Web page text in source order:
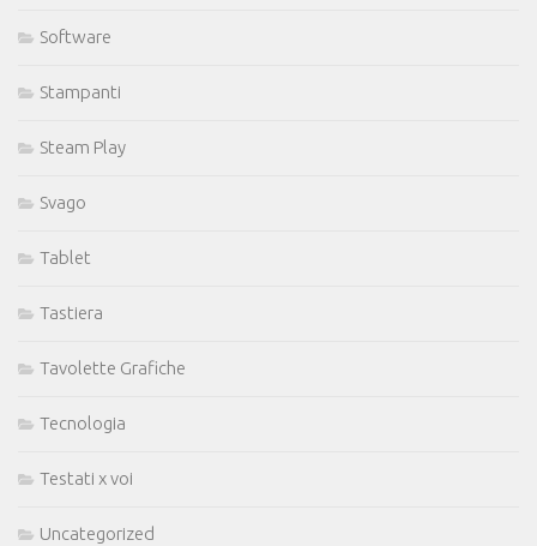
Software
Stampanti
Steam Play
Svago
Tablet
Tastiera
Tavolette Grafiche
Tecnologia
Testati x voi
Uncategorized